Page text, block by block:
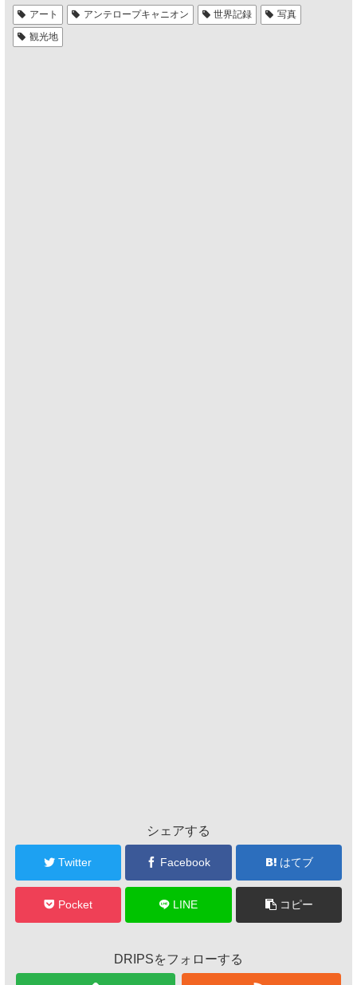
アート アンテロープキャニオン 世界記録
写真
観光地
シェアする
Twitter Facebook はてブ
Pocket LINE コピー
DRIPSをフォローする